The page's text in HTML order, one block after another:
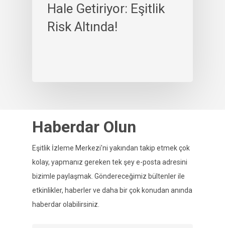
Hale Getiriyor: Eşitlik
Risk Altında!
Haberdar Olun
Eşitlik İzleme Merkezi'ni yakından takip etmek çok
kolay, yapmanız gereken tek şey e-posta adresini
bizimle paylaşmak. Göndereceğimiz bültenler ile
etkinlikler, haberler ve daha bir çok konudan anında
haberdar olabilirsiniz.